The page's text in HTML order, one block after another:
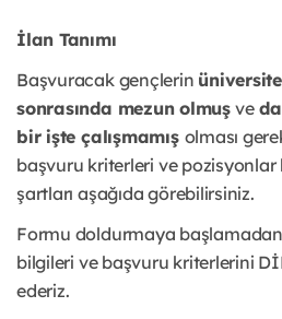
İlan Tanımı
Başvuracak gençlerin
sonrasında mezun olmuş ve
bir işte çalışmamış olması
başvuru kriterleri ve pozisyonlar
şartları aşağıda görebilirsiniz.
Formu doldurmaya
bilgileri ve başvuru kriterlerini
ederiz.